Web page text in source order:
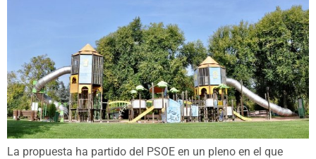
La propuesta ha partido del PSOE en un pleno en el que